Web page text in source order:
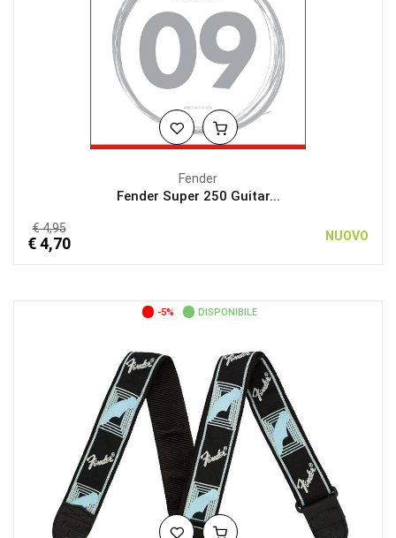
Fender
Fender Super 250 Guitar...
€ 4,95
€ 4,70 NUOVO
-5% DISPONIBILE